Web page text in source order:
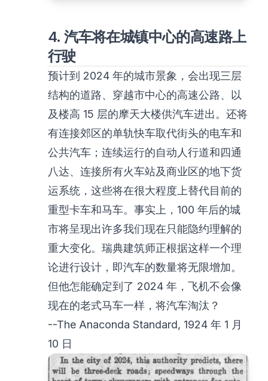
4. 汽车将在城镇中心的高速路上
行驶
预计到 2024 年的城市景象，会出现三层
结构的道路、穿越市中心的高速公路、以
及楼高 15 层的摩天大楼供汽车进出。还将
有连接郊区的单轨快车取代街头的电车和
公共汽车；连续运行的自动人行道和四通
八达、连接所有火车站及商业区的地下货
运系统，这些将在很大程度上替代目前的
重型卡车和马车。事实上，100 年后的城
市将呈现出许多我们现在只能隐约理解的
重大变化。瑞典建筑师正根据这样一个理
论进行设计，即汽车的数量将无限增加。
但他怎能确定到了 2024 年，飞机不会像
现在的老式马车一样，将汽车淘汰？
--The Anaconda Standard, 1924 年 1 月
10 日